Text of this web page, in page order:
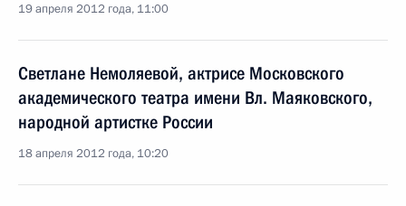
19 апреля 2012 года, 11:00
Светлане Немоляевой, актрисе Московского
академического театра имени Вл. Маяковского,
народной артистке России
18 апреля 2012 года, 10:20